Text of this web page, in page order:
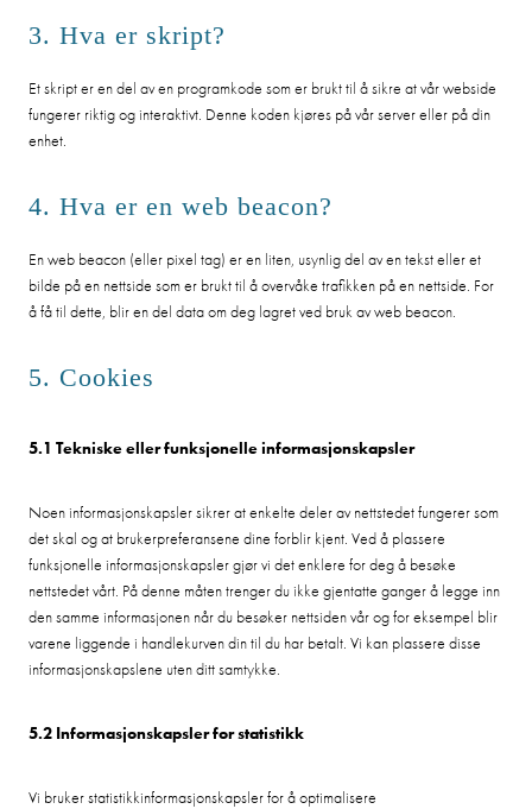
3. Hva er skript?
Et skript er en del av en programkode som er brukt til å sikre at vår webside
fungerer riktig og interaktivt. Denne koden kjøres på vår server eller på din
enhet.
4. Hva er en web beacon?
En web beacon (eller pixel tag) er en liten, usynlig del av en tekst eller et
bilde på en nettside som er brukt til å overvåke trafikken på en nettside. For
å få til dette, blir en del data om deg lagret ved bruk av web beacon.
5. Cookies
5.1 Tekniske eller funksjonelle informasjonskapsler
Noen informasjonskapsler sikrer at enkelte deler av nettstedet fungerer som
det skal og at brukerpreferansene dine forblir kjent. Ved å plassere
funksjonelle informasjonskapsler gjør vi det enklere for deg å besøke
nettstedet vårt. På denne måten trenger du ikke gjentatte ganger å legge inn
den samme informasjonen når du besøker nettsiden vår og for eksempel blir
varene liggende i handlekurven din til du har betalt. Vi kan plassere disse
informasjonskapslene uten ditt samtykke.
5.2 Informasjonskapsler for statistikk
Vi bruker statistikkinformasjonskapsler for å optimalisere